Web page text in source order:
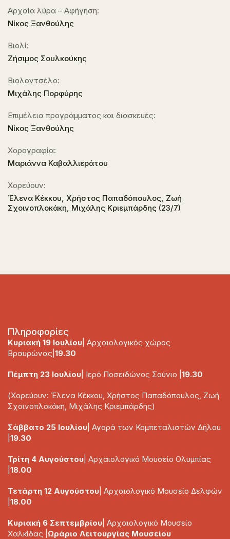
Αρχαία λύρα – Αφήγηση:
Νίκος Ξανθούλης
Βιολί:
Ζήσιμος Σουλκούκης
Βιολοντσέλο:
Μιχάλης Πορφύρης
Επιμέλεια προγράμματος και διασκευές:
Νίκος Ξανθούλης
Χορογραφία:
Μαριάννα Καβαλλιεράτου
Χορεύουν:
Έλενα Κέκκου, Χρήστος Παπαδόπουλος, Ζωή
Σχοινοπλοκάκη, Μιχάλης Κριεμπάρδης (23/7)
Πληροφορίες
Κυριακή 19 Ιουλίου | Αρχαιολογικός χώρος
Βραυρώνας| 19.30
Πέμπτη 23 Ιουλίου | Ιερό Ποσειδώνος Σούνιο | 19.30
(Χορεύουν: Έλενα Κέκκου, Χρήστος Παπαδόπουλος, Ζωή
Σχοινοπλοκάκη, Μιχάλης Κριεμπάρδης)
Σάββατο 25 Ιουλίου | Αγορά των Κομπεταλιστών Δήλου
19.30
Τρίτη 4 Αυγούστου | Αρχαιολογικό Μουσείο Ολυμπίας
18.00
Τετάρτη 12 Αυγούστου | Αρχαιολογικό Μουσείο Δελφών
18.00
Κυριακή 6 Σεπτεμβρίου | Αρχαιολογικό Μουσείο
Χαλκίδας | Ωράριο Λειτουργίας Μουσείου